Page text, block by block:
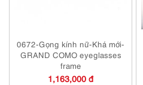
0672-Gọng kính nữ-Khá mới-
GRAND COMO eyeglasses
frame
1,163,000 đ